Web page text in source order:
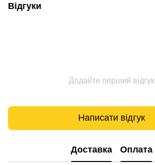
Відгуки
Додайте перший відгук
Написати відгук
Доставка Оплата